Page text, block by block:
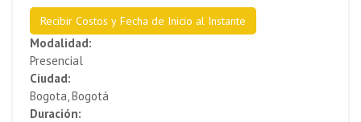
Recibir Costos y Fecha de Inicio al Instante
Modalidad:
Presencial
Ciudad:
Bogota, Bogotá
Duración: